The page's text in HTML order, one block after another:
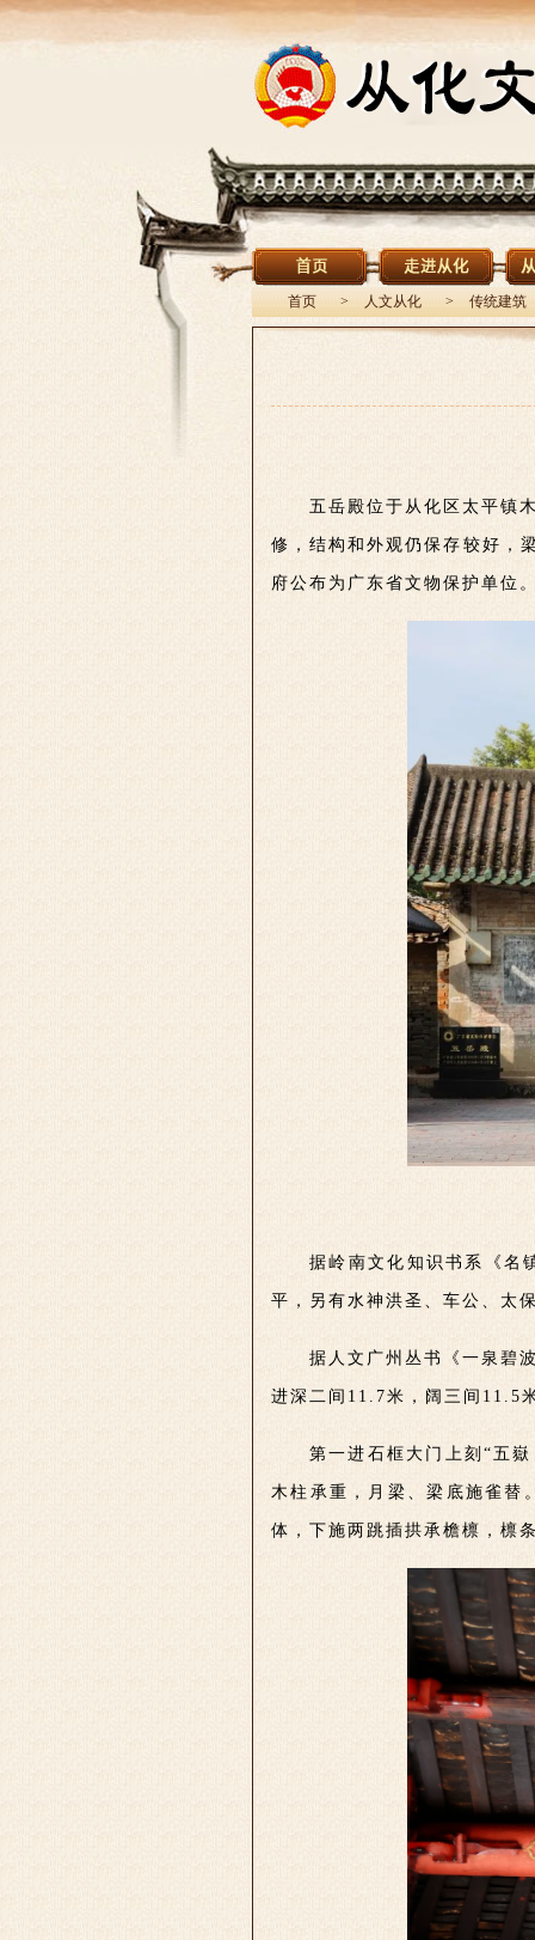
首页 > 人文从化 > 传统建筑
五岳殿位于从化区太平镇
修，结构和外观仍保存较好，
府公布为广东省文物保护单位
据岭南文化知识书系《名
平，另有水神洪圣、车公、太
据人文广州丛书《一泉碧
进深二间11.7米，阔三间11.5
第一进石框大门上刻“五
木柱承重，月梁、梁底施雀替
体，下施两跳插拱承檐檩，檩